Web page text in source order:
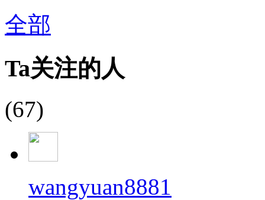
全部
Ta关注的人
(67)
wangyuan8881